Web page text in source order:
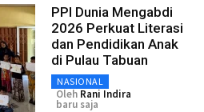
PPI Dunia Mengabdi
2026 Perkuat Literasi
dan Pendidikan Anak
di Pulau Tabuan
NASIONAL
Oleh Rani Indira
baru saja